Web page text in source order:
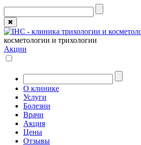
✖
косметологии и трихологии
Акции
О клинике
Услуги
Болезни
Врачи
Акция
Цены
Отзывы